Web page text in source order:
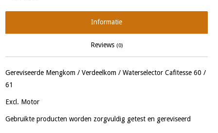
Informatie
Reviews (0)
Gereviseerde Mengkom / Verdeelkom / Waterselector Cafitesse 60 /
61
Excl. Motor
Gebruikte producten worden zorgvuldig getest en gereviseerd